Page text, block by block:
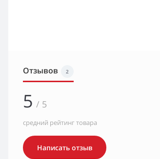
Отзывов 2
5 / 5
средний рейтинг товара
Написать отзыв